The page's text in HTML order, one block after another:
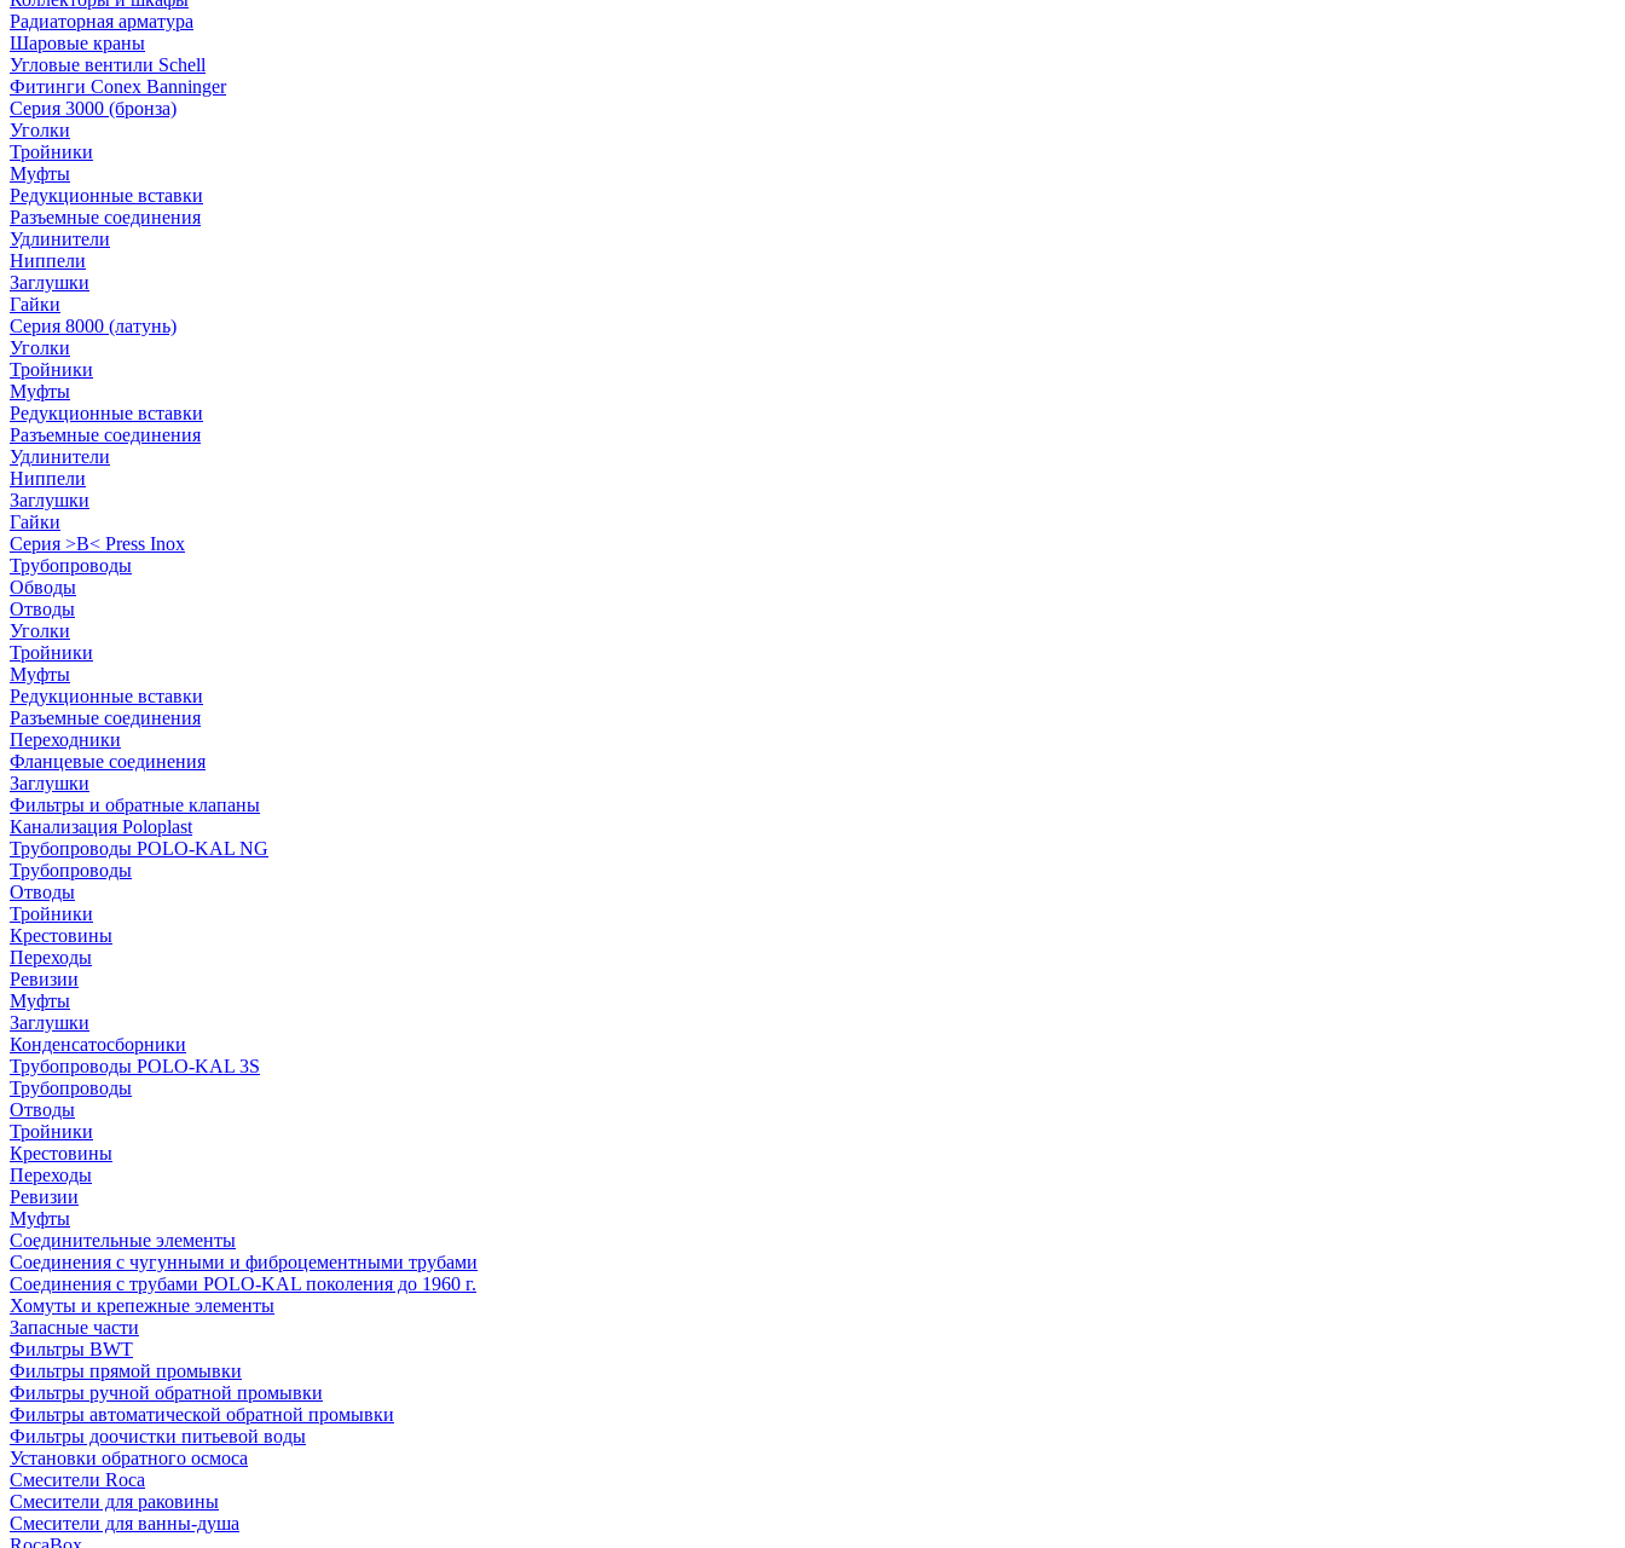
Радиаторная арматура
Шаровые краны
Угловые вентили Schell
Фитинги Conex Banninger
Серия 3000 (бронза)
Уголки
Тройники
Муфты
Редукционные вставки
Разъемные соединения
Удлинители
Ниппели
Заглушки
Гайки
Серия 8000 (латунь)
Уголки
Тройники
Муфты
Редукционные вставки
Разъемные соединения
Удлинители
Ниппели
Заглушки
Гайки
Серия >B< Press Inox
Трубопроводы
Обводы
Отводы
Уголки
Тройники
Муфты
Редукционные вставки
Разъемные соединения
Переходники
Фланцевые соединения
Заглушки
Фильтры и обратные клапаны
Канализация Poloplast
Трубопроводы POLO-KAL NG
Трубопроводы
Отводы
Тройники
Крестовины
Переходы
Ревизии
Муфты
Заглушки
Конденсатосборники
Трубопроводы POLO-KAL 3S
Трубопроводы
Отводы
Тройники
Крестовины
Переходы
Ревизии
Муфты
Соединительные элементы
Соединения с чугунными и фиброцементными трубами
Соединения с трубами POLO-KAL поколения до 1960 г.
Хомуты и крепежные элементы
Запасные части
Фильтры BWT
Фильтры прямой промывки
Фильтры ручной обратной промывки
Фильтры автоматической обратной промывки
Фильтры доочистки питьевой воды
Установки обратного осмоса
Смесители Roca
Смесители для раковины
Смесители для ванны-душа